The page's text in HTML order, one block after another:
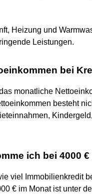
Heizung und
Leistungen.
bei
monatliche
besteht
ich bei 4000
viel Immobilienkredit
€ im Monat ist unter